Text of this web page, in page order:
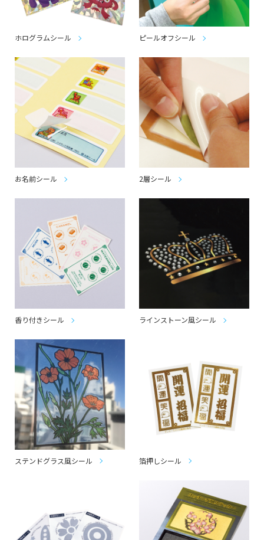
ホログラムシール ピールオフシール
お名前シール 2層シール
香り付きシール ラインストーン風シール
ステンドグラス風シール 箔押しシール